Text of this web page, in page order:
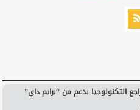
التكنولوجيا بدعم من “برايم داي”